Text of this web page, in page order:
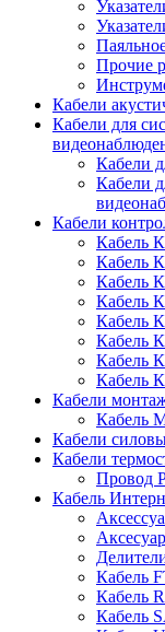
Прочие
Кабели
Кабели для
Кабели
Кабели
Кабели
Кабель
Кабель
Кабель
Кабель
Кабель
Кабель
Кабель
Кабель
Кабели
Кабель
Кабели
Кабели
Провод
Кабель
Кабель
Кабель
Кабель